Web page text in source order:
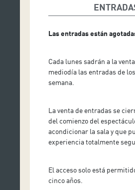
Las entradas están
Cada lunes sadrán a la
mediodía las entradas de
semana.
La venta de entradas se
del comienzo del
acondicionar la sala y que
experiencia totalmente
El acceso solo está
cinco años.